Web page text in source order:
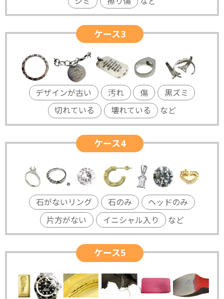
ケース3
デザインが古い 汚れ 傷
黒ズミ
切れている
壊れている など
ケース4
石がないリング 石のみ
ヘッドのみ
片方がない
イニシャル入り など
ケース5